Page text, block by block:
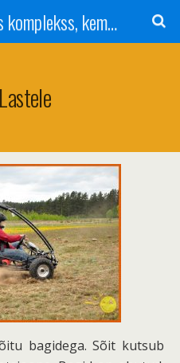
Leiputrija - atpūtas komplekss, kempings, viesu nams pie Rīgas / Camping, caravan site, bed and breakfast near Riga / Camping, caravanas, bungalows Letonia / Campingplatz, Caravanpark, Zimmer in Lettland / Kемпинг и гостевой дом к Риги
bagidega. Sõit kutsub